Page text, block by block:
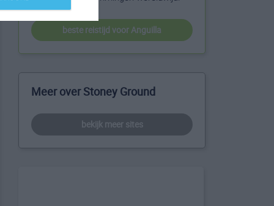
beste reistijd voor Anguilla
Meer over Stoney Ground
bekijk meer sites